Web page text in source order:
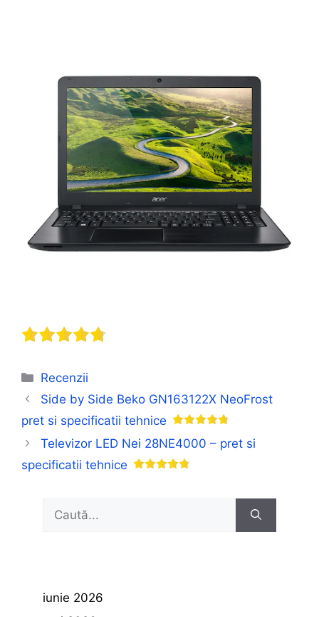
Categorii
Recenzii
Side by Side Beko GN163122X NeoFrost
pret si specificatii tehnice
Televizor LED Nei 28NE4000 – pret si
specificatii tehnice
după:
iunie 2026